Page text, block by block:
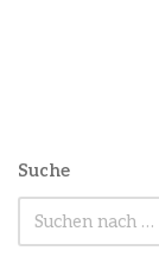
Suche